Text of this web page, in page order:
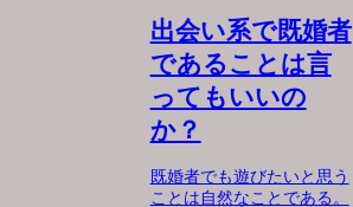
出会い系で既婚者
であることは言
ってもいいの
か？
既婚者でも遊びたいと思う
ことは自然なことである。